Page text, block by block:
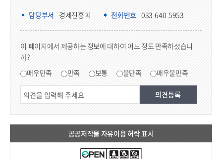
담당부서 경제진흥과 전화번호 033-640-5953
이 페이지에서 제공하는 정보에 대하여 어느 정도 만족하셨습니
까?
매우만족 만족 보통 불만족 매우불만족
공공저작물 자유이용 허락 표시